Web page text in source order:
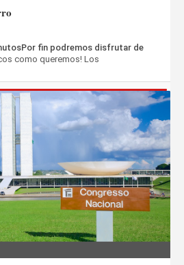
fin podremos disfrutar de
como queremos! Los